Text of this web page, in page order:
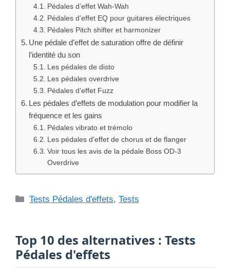
Pédales d’effet Wah-Wah
Pédales d’effet EQ pour guitares électriques
Pédales Pitch shifter et harmonizer
Une pédale d’effet de saturation offre de définir
l’identité du son
Les pédales de disto
Les pédales overdrive
Pédales d’effet Fuzz
Les pédales d’effets de modulation pour modifier la
fréquence et les gains
Pédales vibrato et trémolo
Les pédales d’effet de chorus et de flanger
Voir tous les avis de la pédale Boss OD-3
Overdrive
Catégories
Tests Pédales d'effets,Tests
Top 10 des alternatives : Tests
Pédales d'effets